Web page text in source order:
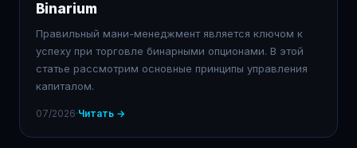
Binarium
Правильный мани-менеджмент является ключом к
успеху при торговле бинарными опционами. В этой
статье рассмотрим основные принципы управления
капиталом.
07/2026·Читать →